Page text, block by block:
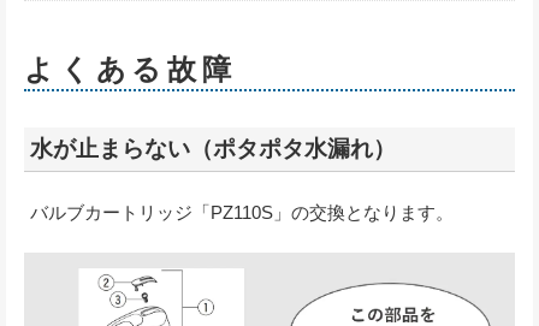
よくある故障
水が止まらない（ポタポタ水漏れ）
バルブカートリッジ「PZ110S」の交換となります。